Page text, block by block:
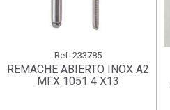
Ref. 233785
REMACHE ABIERTO INOX A2
MFX 1051 4 X13